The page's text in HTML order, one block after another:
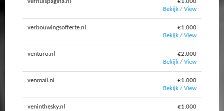
Bekijk / View
verbouwingsofferte.nl
€1.000
Bekijk / View
venturo.nl
€2.000
Bekijk / View
venmail.nl
€1.000
Bekijk / View
veninthesky.nl
€1.000